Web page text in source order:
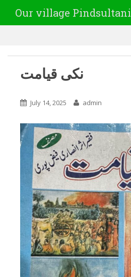
Our village Pindsultani
نکی قیامت
July 14, 2025 admin